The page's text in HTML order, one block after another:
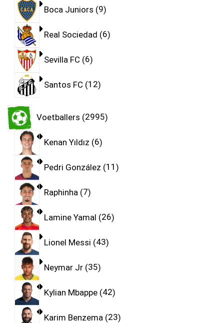
Boca Juniors 9
Real Sociedad 6
Sevilla FC 6
Santos FC 12
Voetballers 2995
Kenan Yıldız 6
Pedri González 11
Raphinha 7
Lamine Yamal 26
Lionel Messi 43
Neymar Jr 35
Kylian Mbappe 42
Karim Benzema 23